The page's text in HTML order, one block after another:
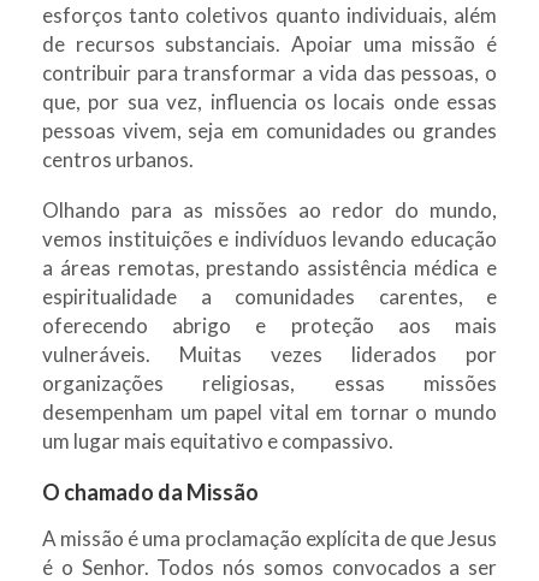
esforços tanto coletivos quanto individuais, além
de recursos substanciais. Apoiar uma missão é
contribuir para transformar a vida das pessoas, o
que, por sua vez, influencia os locais onde essas
pessoas vivem, seja em comunidades ou grandes
centros urbanos.
Olhando para as missões ao redor do mundo,
vemos instituições e indivíduos levando educação
a áreas remotas, prestando assistência médica e
espiritualidade a comunidades carentes, e
oferecendo abrigo e proteção aos mais
vulneráveis. Muitas vezes liderados por
organizações religiosas, essas missões
desempenham um papel vital em tornar o mundo
um lugar mais equitativo e compassivo.
O chamado da Missão
A missão é uma proclamação explícita de que Jesus
é o Senhor. Todos nós somos convocados a ser